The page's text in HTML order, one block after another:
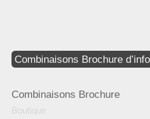
Combinaisons Brochure
Combinaisons Brochure
Boutique